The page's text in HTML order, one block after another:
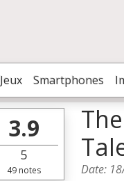
Jeux Smartphones
3.9
5
49notes Date: